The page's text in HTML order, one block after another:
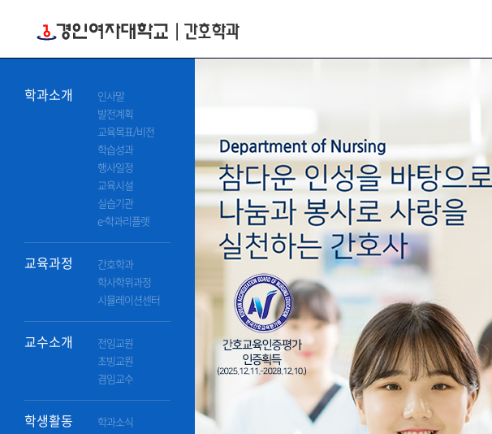
학과소개
인사말
발전계획
교육목표/비전
학습성과
행사일정
교육시설
실습기관
e-학과리플렛
교육과정
간호학과
학사학위과정
시뮬레이션센터
교수소개
전임교원
초빙교원
겸임교수
학생활동
학과소식